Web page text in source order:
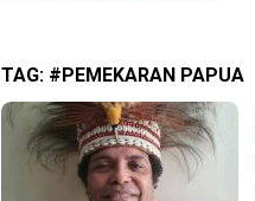
TAG: #PEMEKARAN PAPUA